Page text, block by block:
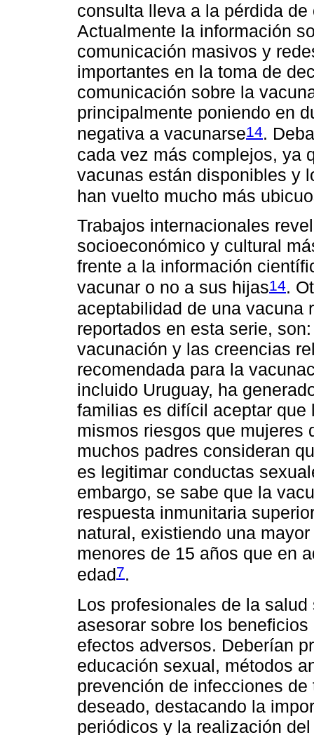
consulta lleva a la pérdida
Actualmente la información
comunicación masivos y
importantes en la toma de
comunicación sobre la
principalmente poniendo en
negativa a vacunarse14.
cada vez más complejos, ya
vacunas están disponibles y
han vuelto mucho más
Trabajos internacionales
socioeconómico y cultural
frente a la información
vacunar o no a sus hijas14.
aceptabilidad de una vacuna
reportados en esta serie,
vacunación y las creencias
recomendada para la
incluido Uruguay, ha
familias es difícil aceptar
mismos riesgos que mujeres
muchos padres consideran
es legitimar conductas
embargo, se sabe que la
respuesta inmunitaria
natural, existiendo una
menores de 15 años que en
edad7.
Los profesionales de la
asesorar sobre los
efectos adversos. Deberían
educación sexual, métodos
prevención de infecciones
deseado, destacando la
periódicos y la realización